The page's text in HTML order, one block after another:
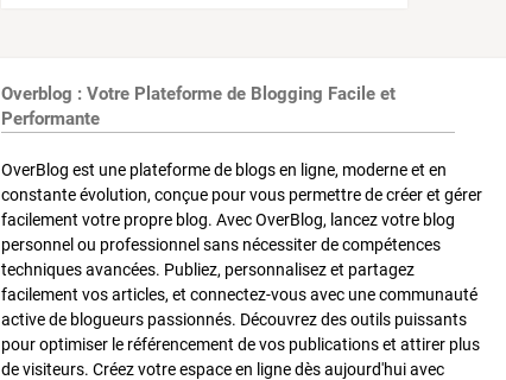
Overblog : Votre Plateforme de Blogging Facile et
Performante
OverBlog est une plateforme de blogs en ligne, moderne et en
constante évolution, conçue pour vous permettre de créer et gérer
facilement votre propre blog. Avec OverBlog, lancez votre blog
personnel ou professionnel sans nécessiter de compétences
techniques avancées. Publiez, personnalisez et partagez
facilement vos articles, et connectez-vous avec une communauté
active de blogueurs passionnés. Découvrez des outils puissants
pour optimiser le référencement de vos publications et attirer plus
de visiteurs. Créez votre espace en ligne dès aujourd'hui avec